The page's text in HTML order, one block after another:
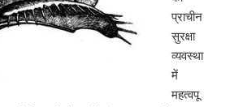
प्राचीन
सुरक्षा
व्यवस्था
में
महत्वपू